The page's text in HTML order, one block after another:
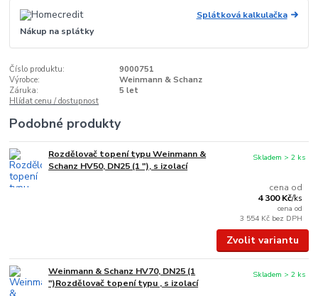
Splátková kalkulačka
Nákup na splátky
Číslo produktu:
9000751
Výrobce:
Weinmann & Schanz
Záruka:
5 let
Hlídat cenu / dostupnost
Podobné produkty
Rozdělovač topení typu Weinmann &
Schanz HV50, DN25 (1 "), s izolací
cena od
4 300 Kč/ks
cena od
3 554 Kč bez DPH
Skladem > 2 ks
Zvolit variantu
Weinmann & Schanz HV70, DN25 (1
")Rozdělovač topení typu , s izolací
Skladem > 2 ks